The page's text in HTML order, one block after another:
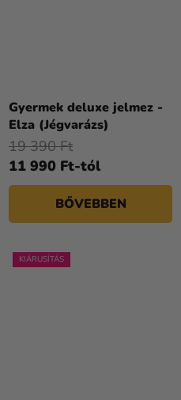
Gyermek deluxe jelmez -
Elza (Jégvarázs)
11 990 Ft-tól
19 390 Ft
BŐVEBBEN
KIÁRUSÍTÁS